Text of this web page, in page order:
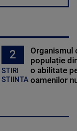
2
STIRI
STIINTA
Organismul
populație
o abilitate
oamenilor